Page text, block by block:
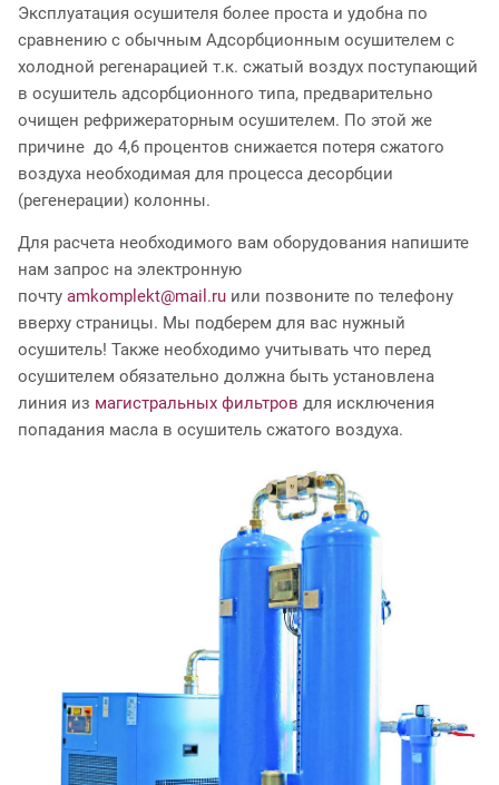
Эксплуатация осушителя более проста и удобна по
сравнению с обычным Адсорбционным осушителем с
холодной регенарацией т.к. сжатый воздух поступающий
в осушитель адсорбционного типа, предварительно
очищен рефрижераторным осушителем. По этой же
причине до 4,6 процентов снижается потеря сжатого
воздуха необходимая для процесса десорбции
(регенерации) колонны.
Для расчета необходимого вам оборудования напишите
нам запрос на электронную
почту amkomplekt@mail.ru или позвоните по телефону
вверху страницы. Мы подберем для вас нужный
осушитель! Также необходимо учитывать что перед
осушителем обязательно должна быть установлена
линия из магистральных фильтров для исключения
попадания масла в осушитель сжатого воздуха.